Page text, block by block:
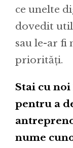
ce unelte
dovedit
sau le-ar fi
priorități.
Stai cu
pentru a
nume